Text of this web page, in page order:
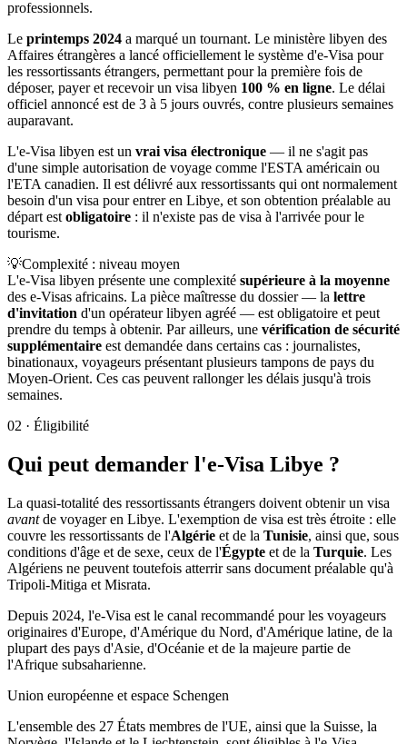
professionnels.
Le printemps 2024 a marqué un tournant. Le ministère libyen des
Affaires étrangères a lancé officiellement le système d'e-Visa pour
les ressortissants étrangers, permettant pour la première fois de
déposer, payer et recevoir un visa libyen 100 % en ligne. Le délai
officiel annoncé est de 3 à 5 jours ouvrés, contre plusieurs semaines
auparavant.
L'e-Visa libyen est un vrai visa électronique — il ne s'agit pas
d'une simple autorisation de voyage comme l'ESTA américain ou
l'ETA canadien. Il est délivré aux ressortissants qui ont normalement
besoin d'un visa pour entrer en Libye, et son obtention préalable au
départ est obligatoire : il n'existe pas de visa à l'arrivée pour le
tourisme.
💡Complexité : niveau moyen
L'e-Visa libyen présente une complexité supérieure à la moyenne
des e-Visas africains. La pièce maîtresse du dossier — la lettre
d'invitation d'un opérateur libyen agréé — est obligatoire et peut
prendre du temps à obtenir. Par ailleurs, une vérification de sécurité
supplémentaire est demandée dans certains cas : journalistes,
binationaux, voyageurs présentant plusieurs tampons de pays du
Moyen-Orient. Ces cas peuvent rallonger les délais jusqu'à trois
semaines.
02 · Éligibilité
Qui peut demander l'e-Visa Libye ?
La quasi-totalité des ressortissants étrangers doivent obtenir un visa
avantde voyager en Libye. L'exemption de visa est très étroite : elle
couvre les ressortissants de l'Algérie et de la Tunisie, ainsi que, sous
conditions d'âge et de sexe, ceux de l'Égypte et de la Turquie. Les
Algériens ne peuvent toutefois atterrir sans document préalable qu'à
Tripoli-Mitiga et Misrata.
Depuis 2024, l'e-Visa est le canal recommandé pour les voyageurs
originaires d'Europe, d'Amérique du Nord, d'Amérique latine, de la
plupart des pays d'Asie, d'Océanie et de la majeure partie de
l'Afrique subsaharienne.
Union européenne et espace Schengen
L'ensemble des 27 États membres de l'UE, ainsi que la Suisse, la